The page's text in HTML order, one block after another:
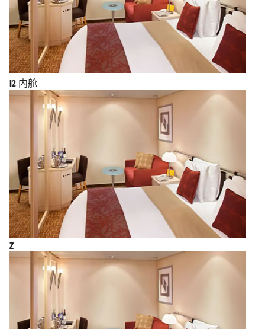
I2 内舱
Z